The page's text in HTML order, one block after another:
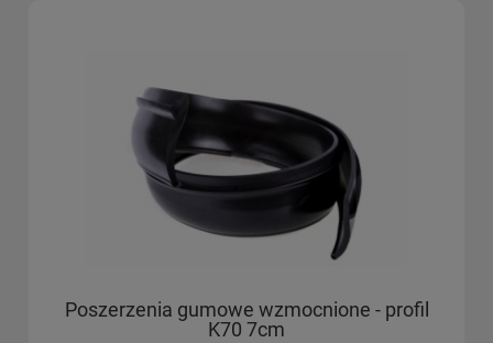
Poszerzenia gumowe wzmocnione - profil
K70 7cm